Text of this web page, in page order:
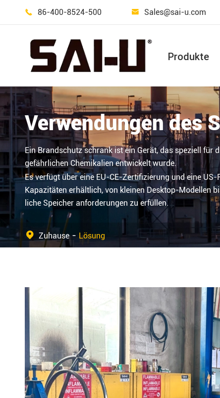
 86-400-8524-500  Sales@sai-u.com
Produkte
Verwendungen des
Ein Brandschutz schrank ist ein Gerät, das speziell für
gefährlichen Chemikalien entwickelt wurde.
Es verfügt über eine EU-CE-Zertifizierung und eine
Kapazitäten erhältlich, von kleinen Desktop-Modellen
liche Speicher anforderungen zu erfüllen.
Zuhause Lösung